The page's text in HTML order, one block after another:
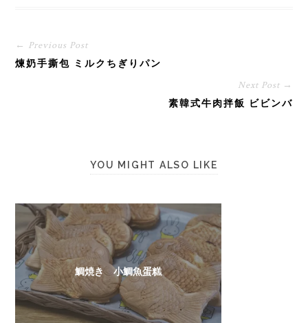
保存一星期]。
← Previous Post
煉奶手撕包 ミルクちぎりパン
Next Post →
素韓式牛肉拌飯 ビビンバ
YOU MIGHT ALSO LIKE
鯛焼き 小鯛魚蛋糕